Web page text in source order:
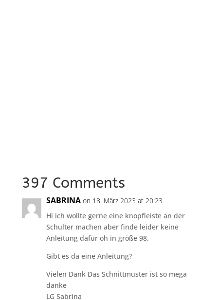
397 Comments
SABRINA on 18. März 2023 at 20:23
Hi ich wollte gerne eine knopfleiste an der
Schulter machen aber finde leider keine
Anleitung dafür oh in größe 98.
Gibt es da eine Anleitung?
Vielen Dank Das Schnittmuster ist so mega
danke
LG Sabrina